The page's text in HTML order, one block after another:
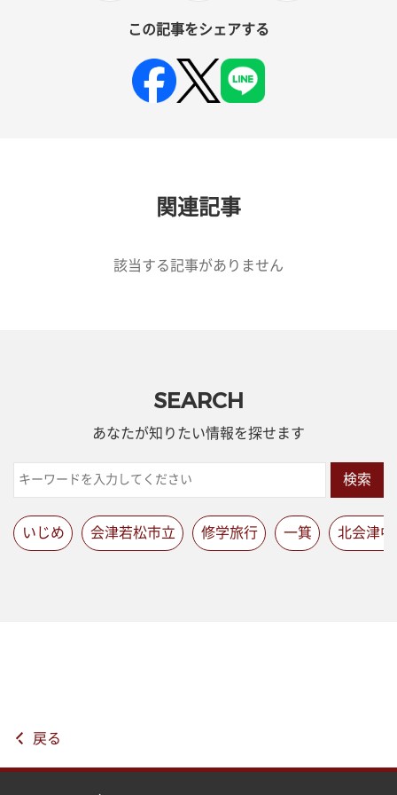
この記事をシェアする
関連記事
該当する記事がありません
SEARCH
あなたが知りたい情報を探せます
検索
いじめ 会津若松市立 修学旅行 一箕 北会津中
戻る